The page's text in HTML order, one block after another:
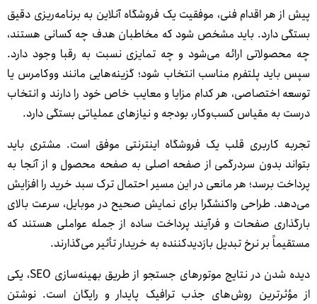
پیش از هر اقدام فنی، موفقیت یک فروشگاه آنلاین به برنامه‌ریزی دقیق
بستگی دارد. باید مشخص شود که مخاطبان هدف چه کسانی هستند،
چه محصولاتی ارائه می‌شود و چه تمایزی نسبت به رقبا وجود دارد.
سپس باید پلتفرم مناسب انتخاب شود؛ گزینه‌هایی مانند ووکامرس یا
توسعه اختصاصی، هر کدام مزایا و معایب خاص خود را دارند و انتخاب
درست به مقیاس کسب‌وکار، بودجه و نیازهای عملیاتی بستگی دارد.
تجربه کاربری قلب یک فروشگاه اینترنتی موفق است. مشتری باید
بتواند بدون سردرگمی از صفحه اصلی به صفحه محصول و از آنجا به
پرداخت برسد؛ هر مانعی در این مسیر احتمال ترک سبد خرید را افزایش
می‌دهد. طراحی واکنشگرا برای نمایش صحیح در موبایل، سرعت بالای
بارگذاری صفحات و فرآیند پرداخت ساده از جمله عواملی هستند که
مستقیماً بر نرخ تبدیل بازدیدکننده به خریدار تأثیر می‌گذارند.
دیده شدن در نتایج موتورهای جستجو از طریق بهینه‌سازی SEO، یکی
از مؤثرترین روش‌های جذب ترافیک پایدار و رایگان است. نوشتن